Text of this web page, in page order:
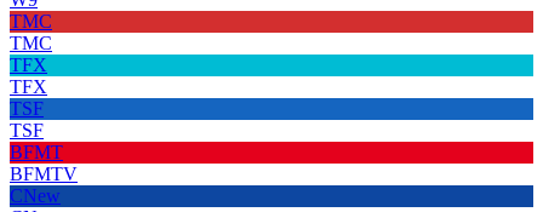
TMC
TMC
TFX
TFX
TSF
TSF
BFMT
BFMTV
CNew